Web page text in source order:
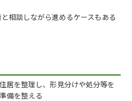
と相談しながら進めるケースもある
居を整理し、形見分けや処分等を
備を整える